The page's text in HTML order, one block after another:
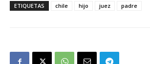
ETIQUETAS chile hijo juez padre